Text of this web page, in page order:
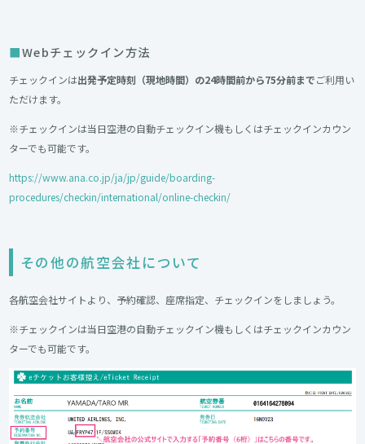
Webチェックイン方法
チェックインは出発予定時刻（現地時間）の24時間前から75分前までご利用い
ただけます。
※チェックインは当日空港の自動チェックイン機もしくはチェックインカウン
ターでも可能です。
https://www.ana.co.jp/ja/jp/guide/boarding-
procedures/checkin/international/online-checkin/
その他の航空会社について
各航空会社サイトより、予約確認、座席指定、チェックインをしましょう。
※チェックインは当日空港の自動チェックイン機もしくはチェックインカウン
ターでも可能です。